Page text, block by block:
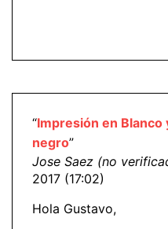
“Impresión en Blanco
negro”
Jose Saez (no
2017 (17:02)
Hola Gustavo,